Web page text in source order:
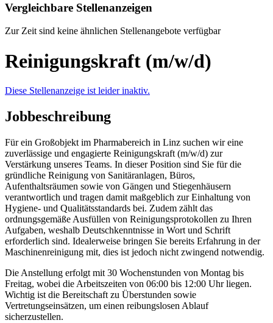
Vergleichbare Stellenanzeigen
Zur Zeit sind keine ähnlichen Stellenangebote verfügbar
Reinigungskraft (m/w/d)
Diese Stellenanzeige ist leider inaktiv.
Jobbeschreibung
Für ein Großobjekt im Pharmabereich in Linz suchen wir eine
zuverlässige und engagierte Reinigungskraft (m/w/d) zur
Verstärkung unseres Teams. In dieser Position sind Sie für die
gründliche Reinigung von Sanitäranlagen, Büros,
Aufenthaltsräumen sowie von Gängen und Stiegenhäusern
verantwortlich und tragen damit maßgeblich zur Einhaltung von
Hygiene- und Qualitätsstandards bei. Zudem zählt das
ordnungsgemäße Ausfüllen von Reinigungsprotokollen zu Ihren
Aufgaben, weshalb Deutschkenntnisse in Wort und Schrift
erforderlich sind. Idealerweise bringen Sie bereits Erfahrung in der
Maschinenreinigung mit, dies ist jedoch nicht zwingend notwendig.
Die Anstellung erfolgt mit 30 Wochenstunden von Montag bis
Freitag, wobei die Arbeitszeiten von 06:00 bis 12:00 Uhr liegen.
Wichtig ist die Bereitschaft zu Überstunden sowie
Vertretungseinsätzen, um einen reibungslosen Ablauf
sicherzustellen.